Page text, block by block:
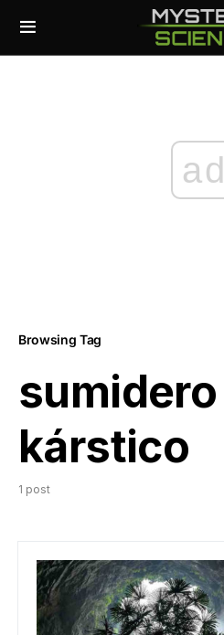
ad
Browsing Tag
sumidero
kárstico
1 post